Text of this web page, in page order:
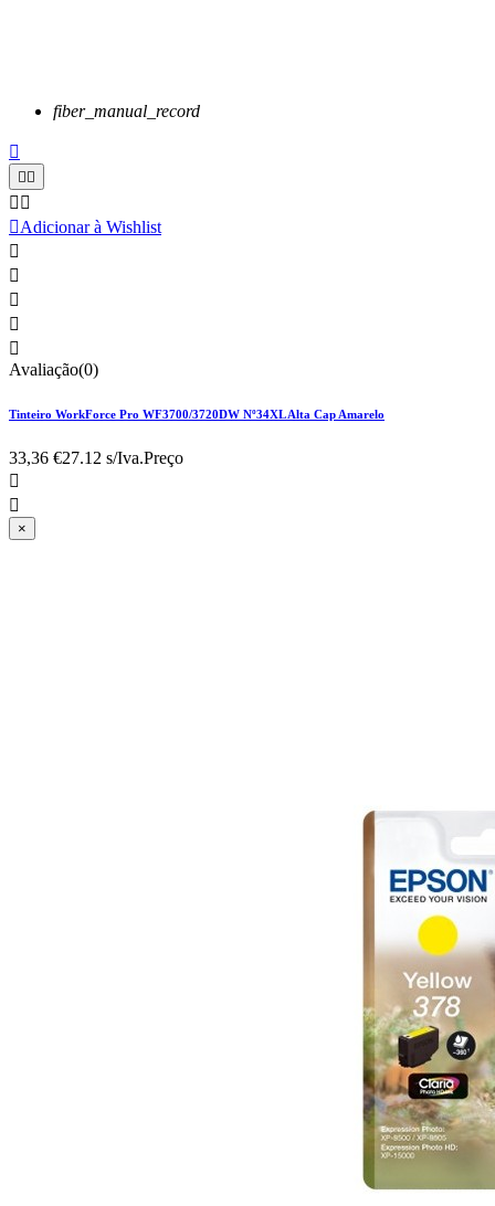
fiber_manual_record


 
Adicionar à Wishlist





Avaliação(0)
Tinteiro WorkForce Pro WF3700/3720DW Nº34XL Alta Cap Amarelo
33,36 €27.12 s/Iva.Preço


×